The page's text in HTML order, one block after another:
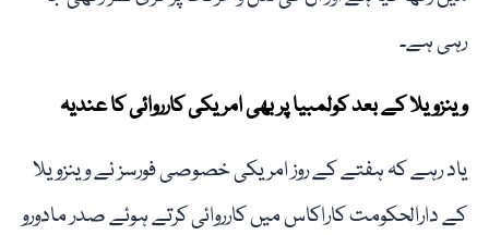
رہی ہے۔
وینزویلا کے بعد کولمبیا پر بھی امریکی کارروائی کا عندیہ
یاد رہے کہ ہفتے کے روز امریکی خصوصی فورسز نے وینزویلا
کے دارالحکومت کاراکاس میں کارروائی کرتے ہوئے صدر مادورو